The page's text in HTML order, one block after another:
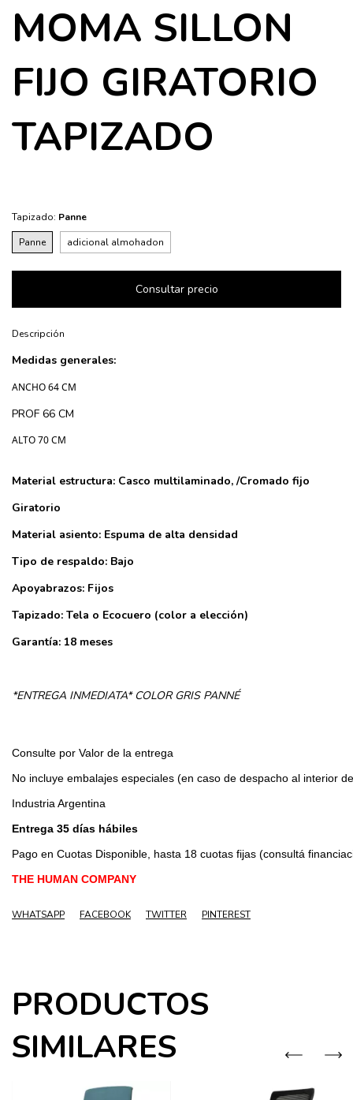
MOMA SILLON
FIJO GIRATORIO
TAPIZADO
Tapizado: Panne
Panne
adicional almohadon
Descripción
Medidas generales:
ANCHO 64 CM
PROF 66 CM
ALTO 70 CM
Material estructura: Casco multilaminado, /Cromado fijo
Giratorio
Material asiento: Espuma de alta densidad
Tipo de respaldo: Bajo
Apoyabrazos: Fijos
Tapizado: Tela o Ecocuero (color a elección)
Garantía: 18 meses
*ENTREGA INMEDIATA* COLOR GRIS PANNÉ
Consulte por Valor de la entrega
No incluye embalajes especiales (en caso de despacho al interior
Industria Argentina
Entrega 35 días hábiles
Pago en Cuotas Disponible, hasta 18 cuotas fijas (consultá
THE HUMAN COMPANY
WHATSAPP FACEBOOK TWITTER PINTEREST
PRODUCTOS
SIMILARES